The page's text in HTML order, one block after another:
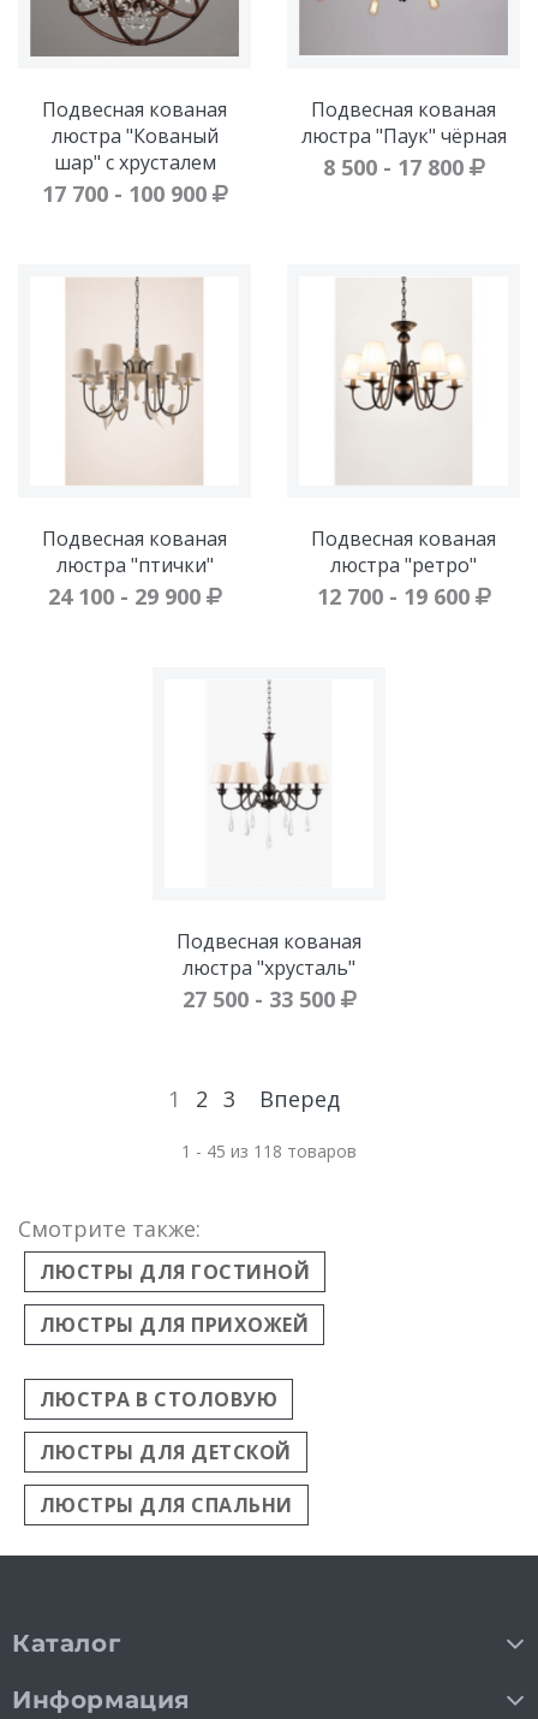
Подвесная кованая
люстра "Кованый
шар" с хрусталем
17 700 - 100 900
Подвесная кованая
люстра "Паук" чёрная
8 500 - 17 800
Подвесная кованая
люстра "птички"
24 100 - 29 900
Подвесная кованая
люстра "ретро"
12 700 - 19 600
Подвесная кованая
люстра "хрусталь"
27 500 - 33 500
1 2 3 Вперед
1 - 45 из 118 товаров
Смотрите также:
ЛЮСТРЫ ДЛЯ ГОСТИНОЙ
ЛЮСТРЫ ДЛЯ ПРИХОЖЕЙ
ЛЮСТРА В СТОЛОВУЮ
ЛЮСТРЫ ДЛЯ ДЕТСКОЙ
ЛЮСТРЫ ДЛЯ СПАЛЬНИ
Каталог
Информация